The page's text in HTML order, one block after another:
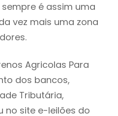
é assim uma
vez mais uma zona
Agricolas Para
dos bancos,
Tributária,
no site e-leilões do